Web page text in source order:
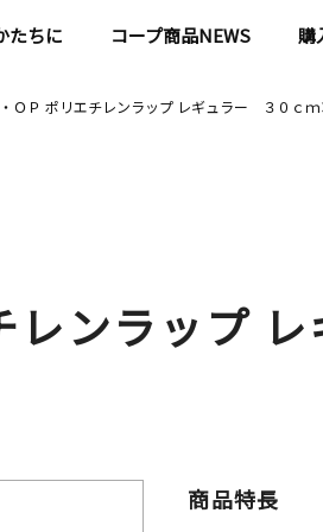
たちに コープ商品NEWS 購
ＯＰ ポリエチレンラップ レギュラー ３０ｃ
レンラップ
商品特長